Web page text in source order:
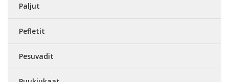
Paljut
Pefletit
Pesuvadit